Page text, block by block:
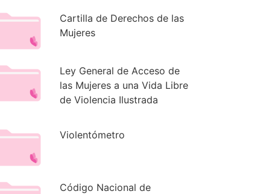
Cartilla de Derechos de las
Mujeres
Ley General de Acceso de
las Mujeres a una Vida Libre
de Violencia Ilustrada
Violentómetro
Código Nacional de